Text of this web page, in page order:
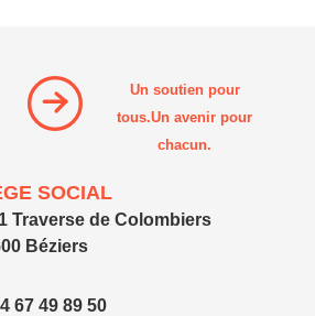
Un soutien pour
tous.Un avenir pour
chacun.
SOCIAL
Traverse de Colombiers
Béziers
67 49 89 50